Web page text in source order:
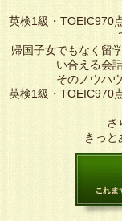
英検1級・TOEIC970
帰国子女でもなく留
い合える会
そのノウハ
英検1級・TOEIC970
さ
きっと